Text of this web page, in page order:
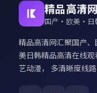
精品高清网
国产·欧美·日
精品高清网汇聚国产
美日韩精品高清在线观
艺动漫， 多清晰度线